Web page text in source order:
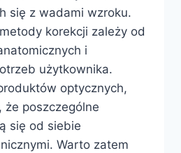
się z wadami wzroku.
korekcji zależy od
i
użytkownika.
optycznych,
że poszczególne
się od siebie
Warto zatem